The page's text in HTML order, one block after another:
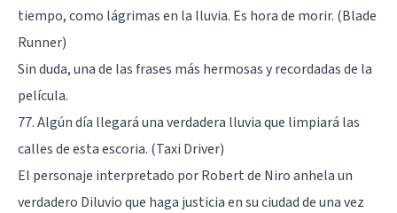
tiempo, como lágrimas en la lluvia. Es hora de morir. (Blade
Runner)
Sin duda, una de las frases más hermosas y recordadas de la
película.
77. Algún día llegará una verdadera lluvia que limpiará las
calles de esta escoria. (Taxi Driver)
El personaje interpretado por Robert de Niro anhela un
verdadero Diluvio que haga justicia en su ciudad de una vez